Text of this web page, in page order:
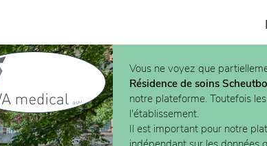
Vous ne voyez que
Résidence de soins
notre plateforme. Toutefois
l'établissement.
Il est important pour notre